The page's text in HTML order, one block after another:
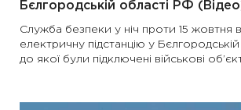
Бєлгородській області РФ
Служба безпеки у ніч проти 15 жовтня
електричну підстанцію у
до якої були підключені військові